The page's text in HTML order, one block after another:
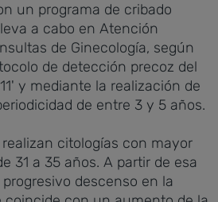
un programa de cribado
a cabo en Atención
de Ginecología, según
de detección precoz del
y mediante la realización de
de entre 3 y 5 años.
citologías con mayor
31 a 35 años. A partir de esa
descenso en la